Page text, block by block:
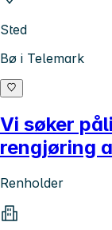
Sted
Bø i Telemark
Vi søker
rengjøring
Renholder